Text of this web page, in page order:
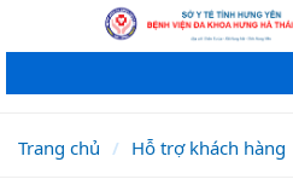
Trang chủ Hỗ trợ khách hàng